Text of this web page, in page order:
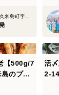
等の掲載記事】
【500g/7
のプリ
活
2-